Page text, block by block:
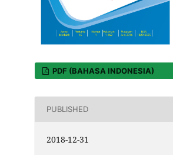
PDF (BAHASA INDONESIA)
PUBLISHED
2018-12-31